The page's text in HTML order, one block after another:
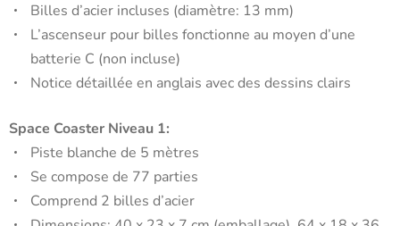
Billes d’acier incluses (diamètre: 13 mm)
L’ascenseur pour billes fonctionne au moyen d’une
batterie C (non incluse)
Notice détaillée en anglais avec des dessins clairs
Space Coaster Niveau 1:
Piste blanche de 5 mètres
Se compose de 77 parties
Comprend 2 billes d’acier